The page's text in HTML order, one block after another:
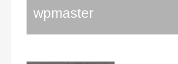
wpmaster